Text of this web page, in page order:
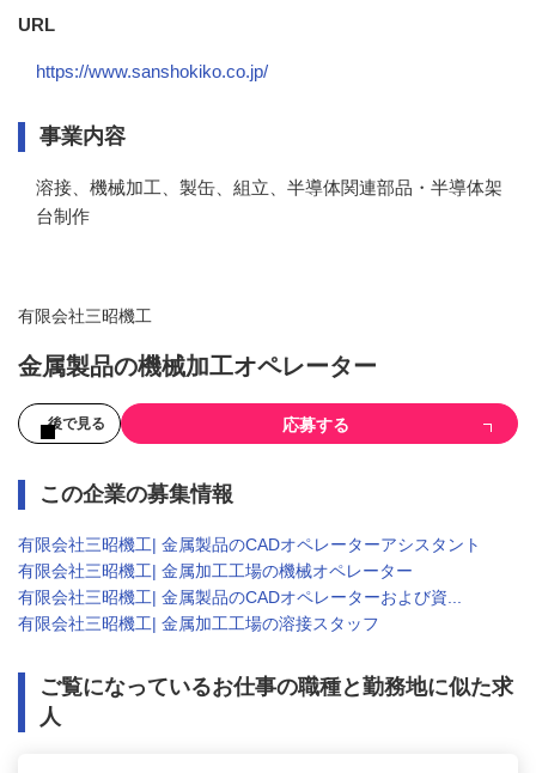
URL
https://www.sanshokiko.co.jp/
事業内容
溶接、機械加工、製缶、組立、半導体関連部品・半導体架
台制作
有限会社三昭機工
金属製品の機械加工オペレーター
後で見る 応募する
この企業の募集情報
有限会社三昭機工| 金属製品のCADオペレーターアシスタント
有限会社三昭機工| 金属加工工場の機械オペレーター
有限会社三昭機工| 金属製品のCADオペレーターおよび資...
有限会社三昭機工| 金属加工工場の溶接スタッフ
ご覧になっているお仕事の職種と勤務地に似た求
人